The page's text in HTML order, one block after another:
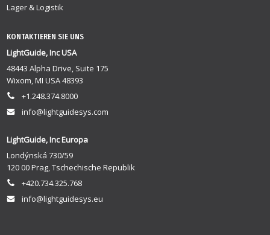
Lager & Logistik
KONTAKTIEREN SIE UNS
LightGuide, Inc USA
48443 Alpha Drive, Suite 175
Wixom, MI USA 48393
+1.248.374.8000
info@lightguidesys.com
LightGuide, Inc Europa
Londýnská 730/59
120 00 Prag, Tschechische Republik
+420.734.325.768
info@lightguidesys.eu